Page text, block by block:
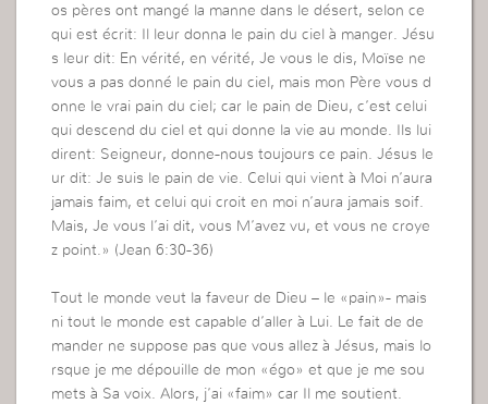
os pères ont mangé la manne dans le désert, selon ce
qui est écrit: Il leur donna le pain du ciel à manger. Jésu
s leur dit: En vérité, en vérité, Je vous le dis, Moïse ne
vous a pas donné le pain du ciel, mais mon Père vous d
onne le vrai pain du ciel; car le pain de Dieu, c’est celui
qui descend du ciel et qui donne la vie au monde. Ils lui
dirent: Seigneur, donne-nous toujours ce pain. Jésus le
ur dit: Je suis le pain de vie. Celui qui vient à Moi n’aura
jamais faim, et celui qui croit en moi n’aura jamais soif.
Mais, Je vous l’ai dit, vous M’avez vu, et vous ne croye
z point.» (Jean 6:30-36)
Tout le monde veut la faveur de Dieu – le «pain»- mais
ni tout le monde est capable d’aller à Lui. Le fait de de
mander ne suppose pas que vous allez à Jésus, mais lo
rsque je me dépouille de mon «égo» et que je me sou
mets à Sa voix. Alors, j’ai «faim» car Il me soutient.